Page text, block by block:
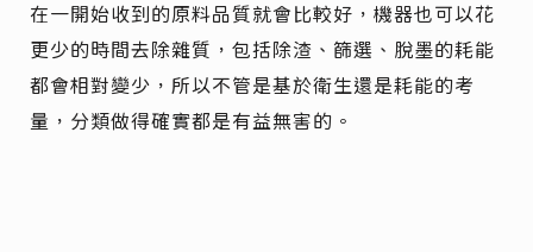
在一開始收到的原料品質就會比較好，機器也可以花
更少的時間去除雜質，包括除渣、篩選、脫墨的耗能
都會相對變少，所以不管是基於衛生還是耗能的考
量，分類做得確實都是有益無害的。